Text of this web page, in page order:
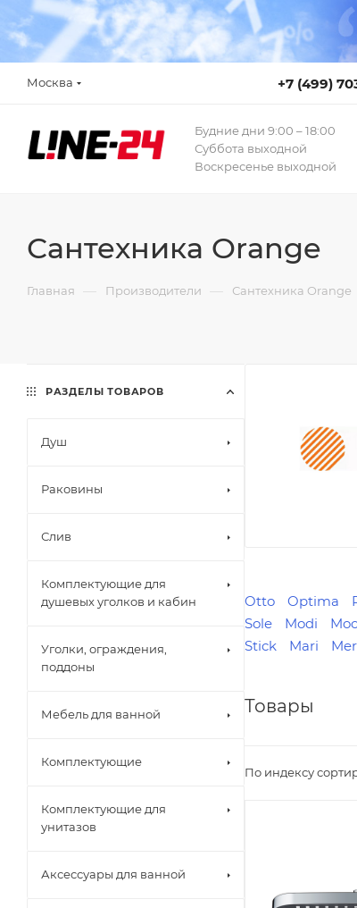
Москва +7 (499)
Будние дни 9:00 – 18:00
Суббота выходной
Воскресенье выходной
Сантехника Orange
Главная — Производители — Сантехника Orange
Otto Optima
Sole
Modi
Stick
Mari
Товары
По индексу
РАЗДЕЛЫ ТОВАРОВ
Душ
Раковины
Слив
Комплектующие для
душевых уголков и кабин
Уголки, ограждения,
поддоны
Мебель для ванной
Комплектующие
Комплектующие для
унитазов
Аксессуары для ванной